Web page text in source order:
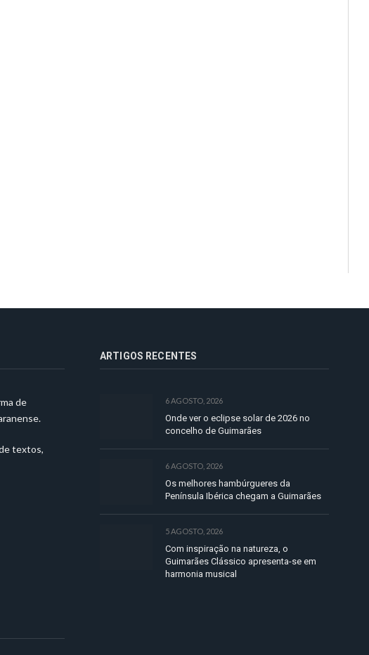
de
textos,
ARTIGOS RECENTES
6 AGOSTO, 2026
Onde ver o eclipse solar de 2026 no
concelho de Guimarães
6 AGOSTO, 2026
Os melhores hambúrgueres da
Península Ibérica chegam a Guimarães
5 AGOSTO, 2026
Com inspiração na natureza, o
Guimarães Clássico apresenta-se em
harmonia musical